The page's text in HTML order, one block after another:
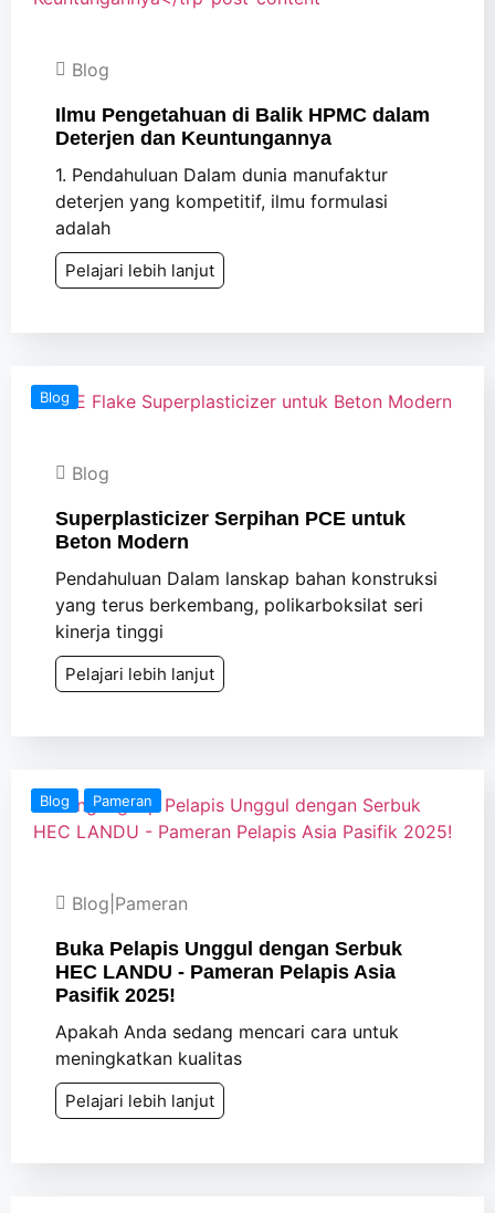
Blog
Ilmu Pengetahuan di Balik HPMC dalam
Deterjen dan Keuntungannya
1. Pendahuluan Dalam dunia manufaktur
deterjen yang kompetitif, ilmu formulasi
adalah
Pelajari lebih lanjut
Blog
Blog
Superplasticizer Serpihan PCE untuk
Beton Modern
Pendahuluan Dalam lanskap bahan konstruksi
yang terus berkembang, polikarboksilat seri
kinerja tinggi
Pelajari lebih lanjut
Blog Pameran
Blog Pameran
Buka Pelapis Unggul dengan Serbuk
HEC LANDU - Pameran Pelapis Asia
Pasifik 2025!
Apakah Anda sedang mencari cara untuk
meningkatkan kualitas
Pelajari lebih lanjut